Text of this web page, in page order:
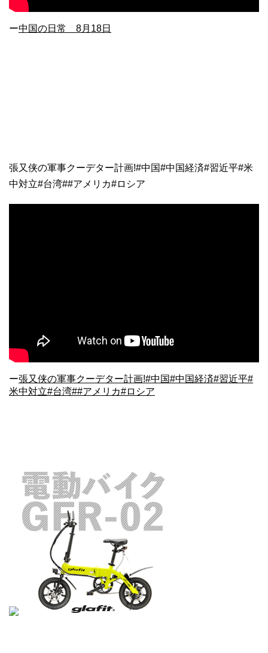
ー中国の日常 8月18日
張又侠の軍事クーデター計画!#中国#中国経済#習近平#米
中対立#台湾##アメリカ#ロシア
ー張又侠の軍事クーデター計画!#中国#中国経済#習近平#
米中対立#台湾##アメリカ#ロシア